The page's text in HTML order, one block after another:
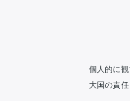
個人的に
大国の責